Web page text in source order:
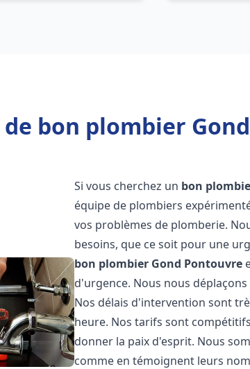
bon plombier
Si vous cherchez un bon
équipe de plombiers
vos problèmes de plomberie.
besoins, que ce soit pour une
bon plombier Gond Pontouvre
d'urgence. Nous nous
Nos délais d'intervention sont
heure. Nos tarifs sont
donner la paix d'esprit. Nous
comme en témoignent leurs